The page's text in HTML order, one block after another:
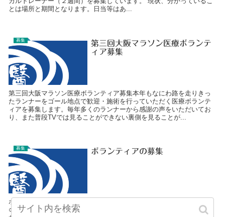
とは場所と期間となります。日当等はあ...
募集
第三回大阪マラソン医療ボランテ
ィア募集
第三回大阪マラソン医療ボランティア募集本年もなにわ路を走りきっ
たランナーをゴール地点で歓迎・施術を行っていただく医療ボランテ
ィアを募集します。毎年多くのランナーから感謝の声をいただいてお
り、また普段TVでは見ることができない裏側を見ることが...
募集 ボランティアの募集
ボランティアの募集です。柔整科7期生 藤田健人先生より
○●○●○●○●○●この場をお借りします。3/31～4/4に奈良の葛城市にて、